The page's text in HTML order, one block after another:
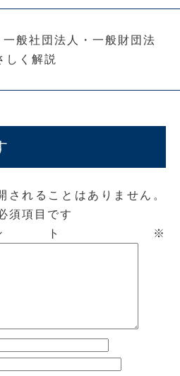
般社団法人・一般財団法
しく解説
されることはありません。
須項目です
ント
※